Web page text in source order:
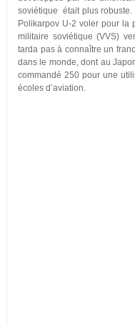
soviétique était plus robuste.
Polikarpov U-2 voler pour la
militaire soviétique (VVS)
tarda pas à connaître un
dans le monde, dont au
commandé 250 pour une
écoles d’aviation.